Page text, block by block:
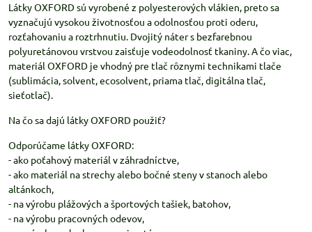
Látky OXFORD sú vyrobené z polyesterových vlákien, preto sa
vyznačujú vysokou životnosťou a odolnosťou proti oderu,
rozťahovaniu a roztrhnutiu. Dvojitý náter s bezfarebnou
polyuretánovou vrstvou zaisťuje vodeodolnosť tkaniny. A čo viac,
materiál OXFORD je vhodný pre tlač rôznymi technikami tlače
(sublimácia, solvent, ecosolvent, priama tlač, digitálna tlač,
sieťotlač).
Na čo sa dajú látky OXFORD použiť?
Odporúčame látky OXFORD:
- ako poťahový materiál v záhradníctve,
- ako materiál na strechy alebo bočné steny v stanoch alebo
altánkoch,
- na výrobu plážových a športových tašiek, batohov,
- na výrobu pracovných odevov,